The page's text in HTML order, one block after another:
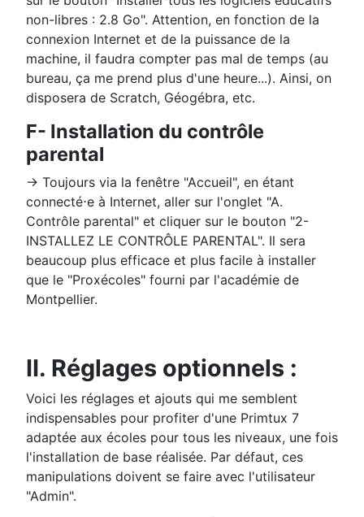
non-libres : 2.8 Go". Attention, en fonction de la
connexion Internet et de la puissance de la
machine, il faudra compter pas mal de temps (au
bureau, ça me prend plus d'une heure...). Ainsi, on
disposera de Scratch, Géogébra, etc.
F- Installation du contrôle
parental
→ Toujours via la fenêtre "Accueil", en étant
connecté⋅e à Internet, aller sur l'onglet "A.
Contrôle parental" et cliquer sur le bouton "2-
INSTALLEZ LE CONTRÔLE PARENTAL". Il sera
beaucoup plus efficace et plus facile à installer
que le "Proxécoles" fourni par l'académie de
Montpellier.
II. Réglages optionnels :
Voici les réglages et ajouts qui me semblent
indispensables pour profiter d'une Primtux 7
adaptée aux écoles pour tous les niveaux, une fois
l'installation de base réalisée. Par défaut, ces
manipulations doivent se faire avec l'utilisateur
"Admin".